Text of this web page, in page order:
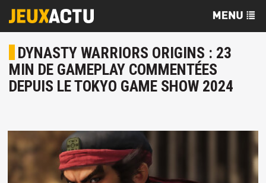
DYNASTY WARRIORS ORIGINS : 23
MIN DE GAMEPLAY COMMENTÉES
DEPUIS LE TOKYO GAME SHOW 2024